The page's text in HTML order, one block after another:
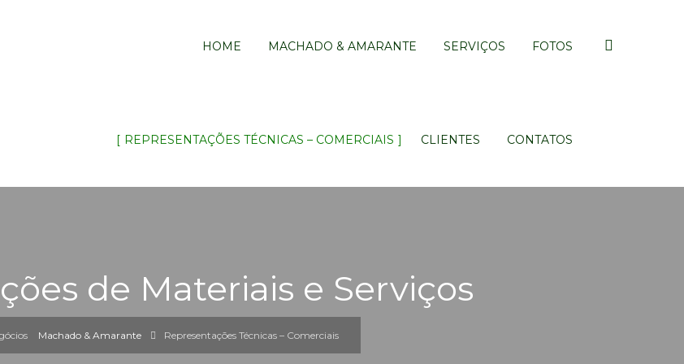
HOME MACHADO & AMARANTE SERVIÇOS FOTOS
REPRESENTAÇÕES TÉCNICAS – COMERCIAIS CLIENTES CONTATOS
de Materiais e Serviços
Machado & Amarante Representações Técnicas – Comerciais